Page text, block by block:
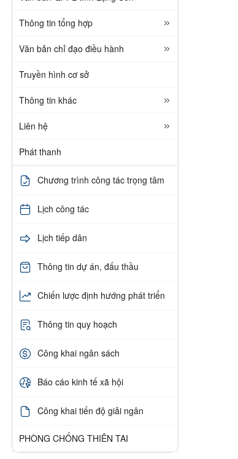
Thông tin tổng hợp
Văn bản chỉ đạo điều hành
Truyền hình cơ sở
Thông tin khác
Liên hệ
Phát thanh
Chương trình công tác trọng tâm
Lịch công tác
Lịch tiếp dân
Thông tin dự án, đấu thầu
Chiến lược định hướng phát triển
Thông tin quy hoạch
Công khai ngân sách
Báo cáo kinh tế xã hội
Công khai tiến độ giải ngân
PHÒNG CHỐNG THIÊN TAI